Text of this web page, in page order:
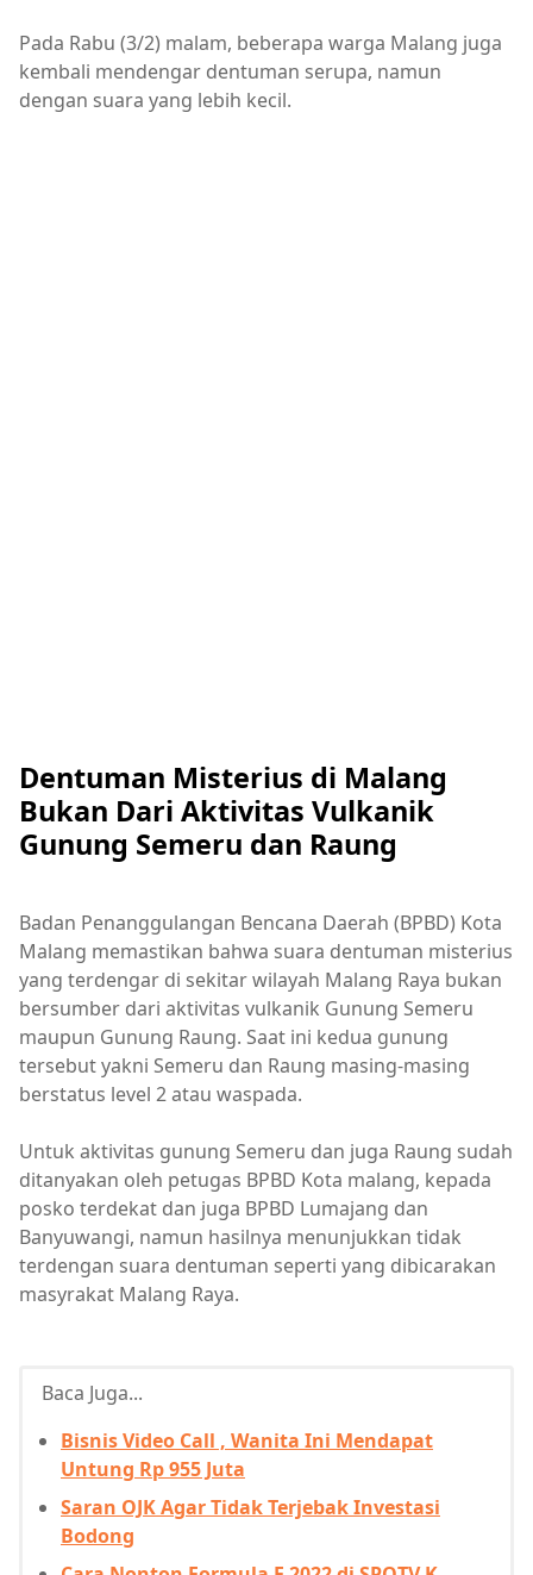
Pada Rabu (3/2) malam, beberapa warga Malang juga
kembali mendengar dentuman serupa, namun
dengan suara yang lebih kecil.
Dentuman Misterius di Malang
Bukan Dari Aktivitas Vulkanik
Gunung Semeru dan Raung
Badan Penanggulangan Bencana Daerah (BPBD) Kota
Malang memastikan bahwa suara dentuman misterius
yang terdengar di sekitar wilayah Malang Raya bukan
bersumber dari aktivitas vulkanik Gunung Semeru
maupun Gunung Raung. Saat ini kedua gunung
tersebut yakni Semeru dan Raung masing-masing
berstatus level 2 atau waspada.
Untuk aktivitas gunung Semeru dan juga Raung sudah
ditanyakan oleh petugas BPBD Kota malang, kepada
posko terdekat dan juga BPBD Lumajang dan
Banyuwangi, namun hasilnya menunjukkan tidak
terdengan suara dentuman seperti yang dibicarakan
masyrakat Malang Raya.
Baca Juga...
Bisnis Video Call , Wanita Ini Mendapat
Untung Rp 955 Juta
Saran OJK Agar Tidak Terjebak Investasi
Bodong